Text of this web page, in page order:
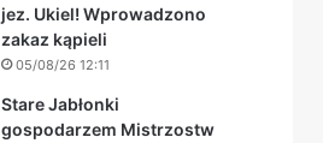
jez. Ukiel! Wprowadzono
zakaz kąpieli
05/08/26 12:11
Stare Jabłonki
gospodarzem Mistrzostw